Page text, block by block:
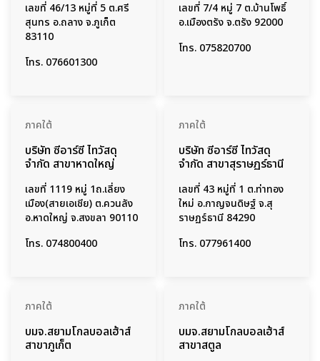
เลขที่ 46/13 หมู่ที่ 5 ต.ศรี
สุนทร อ.ถลาง จ.ภูเก็ต
83110
โทร. 076601300
เลขที่ 7/4 หมู่ 7 ต.บ้านโพธิ์
อ.เมืองตรัง จ.ตรัง 92000
โทร. 075820700
ภาคใต้
บริษัท ซีอาร์ซี ไทวัสดุ
จำกัด สาขาหาดใหญ่
เลขที่ 1119 หมู่ 1ถ.เลี่ยง
เมือง(สายเอเชีย) ต.ควนลัง
อ.หาดใหญ่ จ.สงขลา 90110
โทร. 074800400
ภาคใต้
บริษัท ซีอาร์ซี ไทวัสดุ
จำกัด สาขาสุราษฏร์ธานี
เลขที่ 43 หมู่ที่ 1 ต.ท่าทอง
ใหม่ อ.กาญจนดิษฐ์ จ.สุ
ราษฏร์ธานี 84290
โทร. 077961400
ภาคใต้
บมจ.สยามโกลบอลเฮ้าส์
สาขาภูเก็ต
ภาคใต้
บมจ.สยามโกลบอลเฮ้าส์
สาขาสตูล